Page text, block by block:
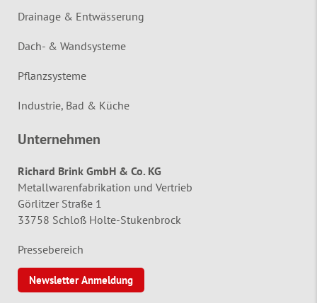
Drainage & Entwässerung
Dach- & Wandsysteme
Pflanzsysteme
Industrie, Bad & Küche
Unternehmen
Richard Brink GmbH & Co. KG
Metallwarenfabrikation und Vertrieb
Görlitzer Straße 1
33758 Schloß Holte-Stukenbrock
Pressebereich
Newsletter Anmeldung